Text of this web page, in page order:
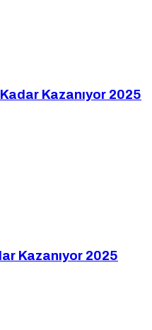
Kazanıyor 2025
Kazanıyor 2025